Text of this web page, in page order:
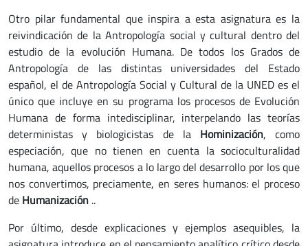
Otro pilar fundamental que inspira a esta asignatura es la
reivindicación de la Antropología social y cultural dentro del
estudio de la evolución Humana. De todos los Grados de
Antropología de las distintas universidades del Estado
español, el de Antropología Social y Cultural de la UNED es el
único que incluye en su programa los procesos de Evolución
Humana de forma intedisciplinar, interpelando las teorías
deterministas y biologicistas de la Hominización, como
especiación, que no tienen en cuenta la socioculturalidad
humana, aquellos procesos a lo largo del desarrollo por los que
nos convertimos, preciamente, en seres humanos: el proceso
de Humanización ..
Por último, desde explicaciones y ejemplos asequibles, la